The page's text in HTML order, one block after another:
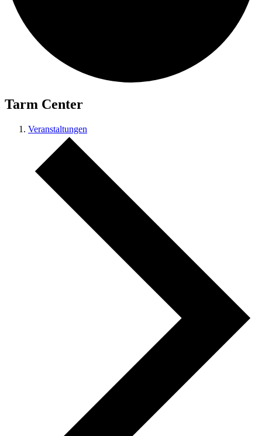
Tarm Center
Veranstaltungen